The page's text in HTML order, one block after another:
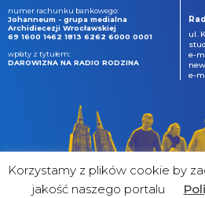
numer rachunku bankowego:
Johanneum - grupa medialna
Archidiecezji Wrocławskiej
69 1600 1462 1813 6262 6000 0001
wpłaty z tytułem:
DAROWIZNA NA RADIO RODZINA
ul.
e-
e-
Korzystamy z plików cookie by
jakość naszego portalu